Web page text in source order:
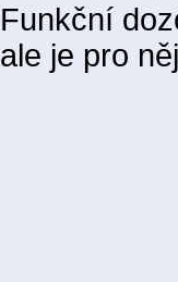
Funkční
ale je pro